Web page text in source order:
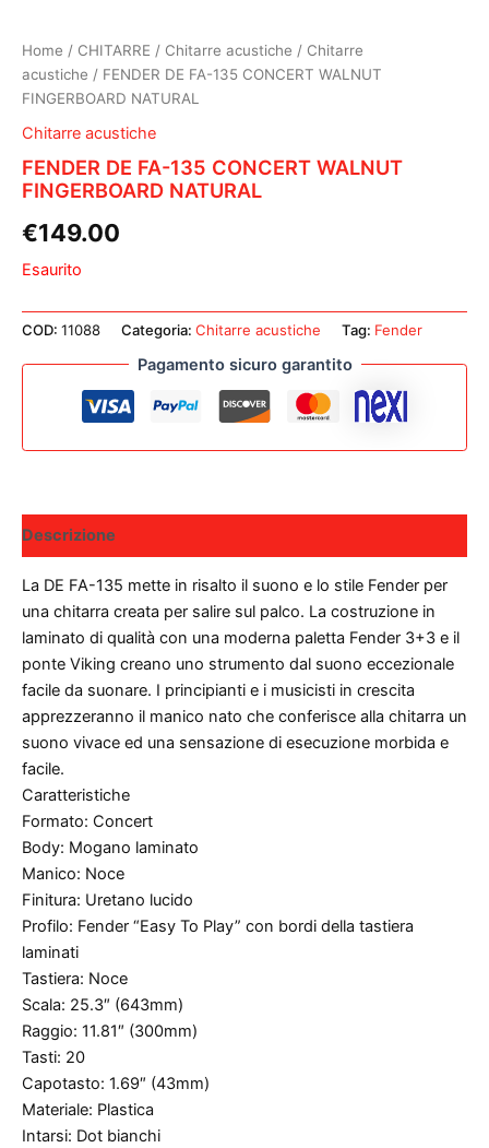
Home / CHITARRE / Chitarre acustiche / Chitarre
acustiche / FENDER DE FA-135 CONCERT WALNUT
FINGERBOARD NATURAL
Chitarre acustiche
FENDER DE FA-135 CONCERT WALNUT
FINGERBOARD NATURAL
€149.00
Esaurito
COD: 11088 Categoria: Chitarre acustiche Tag: Fender
Pagamento sicuro garantito
Descrizione
La DE FA-135 mette in risalto il suono e lo stile Fender per
una chitarra creata per salire sul palco. La costruzione in
laminato di qualità con una moderna paletta Fender 3+3 e il
ponte Viking creano uno strumento dal suono eccezionale
facile da suonare. I principianti e i musicisti in crescita
apprezzeranno il manico nato che conferisce alla chitarra un
suono vivace ed una sensazione di esecuzione morbida e
facile.
Caratteristiche
Formato: Concert
Body: Mogano laminato
Manico: Noce
Finitura: Uretano lucido
Profilo: Fender “Easy To Play” con bordi della tastiera
laminati
Tastiera: Noce
Scala: 25.3″ (643mm)
Raggio: 11.81″ (300mm)
Tasti: 20
Capotasto: 1.69″ (43mm)
Materiale: Plastica
Intarsi: Dot bianchi